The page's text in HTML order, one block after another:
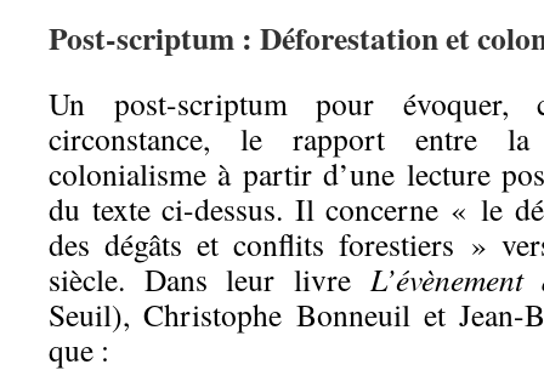
Post-scriptum : Déforestation et
Un post-scriptum pour évoquer,
circonstance, le rapport entre
colonialisme à partir d’une lecture
du texte ci-dessus. Il concerne « le
des dégâts et conflits forestiers »
siècle. Dans leur livre
Seuil), Christophe Bonneuil et Jean-
que :